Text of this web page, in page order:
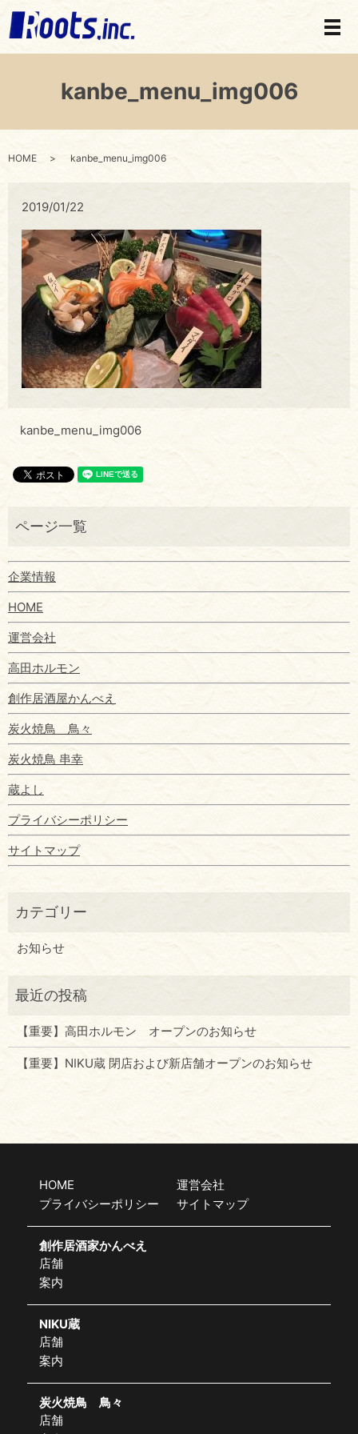
メ
kanbe_menu_img006
HOME kanbe_menu_img006
2019/01/22
kanbe_menu_img006
企業情報
HOME
運営会社
高田ホルモン
創作居酒屋かんべえ
炭火焼鳥 鳥々
炭火焼鳥 串幸
蔵よし
プライバシーポリシー
サイトマップ
お知らせ
【重要】高田ホルモン オープンのお知らせ
【重要】NIKU蔵 閉店および新店舗オープンのお知らせ
HOME
運営会社
プライバシーポリシー
サイトマップ
創作居酒家かんべえ
店舗
案内
NIKU蔵
店舗
案内
炭火焼鳥 鳥々
店舗